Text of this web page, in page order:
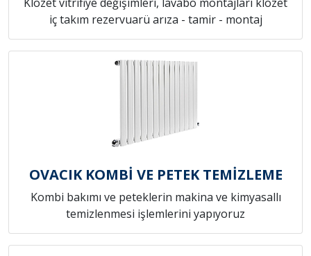
iç takım rezervuarü arıza - tamir - montaj
OVACIK KOMBİ VE PETEK TEMİZLEME
Kombi bakımı ve peteklerin makina ve kimyasallı
temizlenmesi işlemlerini yapıyoruz